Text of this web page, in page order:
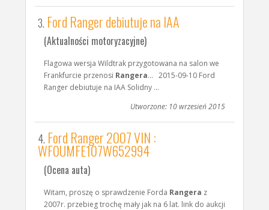
3. Ford Ranger debiutuje na IAA
(Aktualności motoryzacyjne)
Flagowa wersja Wildtrak przygotowana na salon we
Frankfurcie przenosi Rangera... 2015-09-10 Ford
Ranger debiutuje na IAA Solidny ...
Utworzone: 10 wrzesień 2015
4. Ford Ranger 2007 VIN :
WF0UMFE107W652994
(Ocena auta)
Witam, proszę o sprawdzenie Forda Rangera z
2007r. przebieg trochę mały jak na 6 lat. link do aukcji